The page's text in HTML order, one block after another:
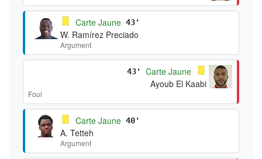
Carte Jaune 43'
W. Ramírez Preciado
Argument
43'
Carte Jaune
Ayoub El Kaabi
Foul
Carte Jaune 40'
A. Tetteh
Argument